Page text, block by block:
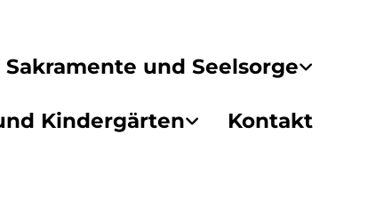
Sakramente und Seelsorge
Kindergärten Kontakt